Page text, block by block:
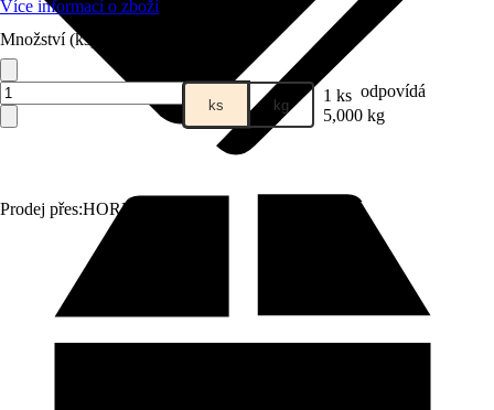
Prodej přes:HORNBACH
Více informací o zboží
Množství (ks)
ks kg 1 ks odpovídá
5,000 kg